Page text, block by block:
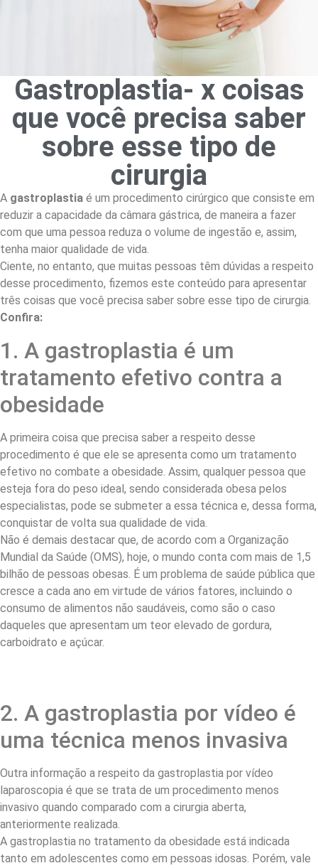
Gastroplastia- x coisas
que você precisa saber
sobre esse tipo de
cirurgia
A gastroplastia é um procedimento cirúrgico que consiste em
reduzir a capacidade da câmara gástrica, de maneira a fazer
com que uma pessoa reduza o volume de ingestão e, assim,
tenha maior qualidade de vida.
Ciente, no entanto, que muitas pessoas têm dúvidas a respeito
desse procedimento, fizemos este conteúdo para apresentar
três coisas que você precisa saber sobre esse tipo de cirurgia.
Confira:
1. A gastroplastia é um
tratamento efetivo contra a
obesidade
A primeira coisa que precisa saber a respeito desse
procedimento é que ele se apresenta como um tratamento
efetivo no combate a obesidade. Assim, qualquer pessoa que
esteja fora do peso ideal, sendo considerada obesa pelos
especialistas, pode se submeter a essa técnica e, dessa forma,
conquistar de volta sua qualidade de vida.
Não é demais destacar que, de acordo com a Organização
Mundial da Saúde (OMS), hoje, o mundo conta com mais de 1,5
bilhão de pessoas obesas. É um problema de saúde pública que
cresce a cada ano em virtude de vários fatores, incluindo o
consumo de alimentos não saudáveis, como são o caso
daqueles que apresentam um teor elevado de gordura,
carboidrato e açúcar.
2. A gastroplastia por vídeo é
uma técnica menos invasiva
Outra informação a respeito da gastroplastia por vídeo
laparoscopia é que se trata de um procedimento menos
invasivo quando comparado com a cirurgia aberta,
anteriormente realizada.
A gastroplastia no tratamento da obesidade está indicada
tanto em adolescentes como em pessoas idosas. Porém, vale